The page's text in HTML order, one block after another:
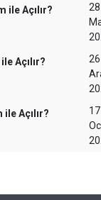
ile Açılır?
28
Açılır?
26
Açılır?
17